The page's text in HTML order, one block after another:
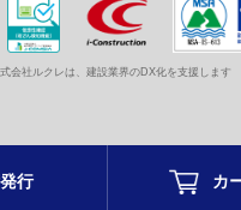
行 カ
会社ルクレは、建設業界のDX化を支援します